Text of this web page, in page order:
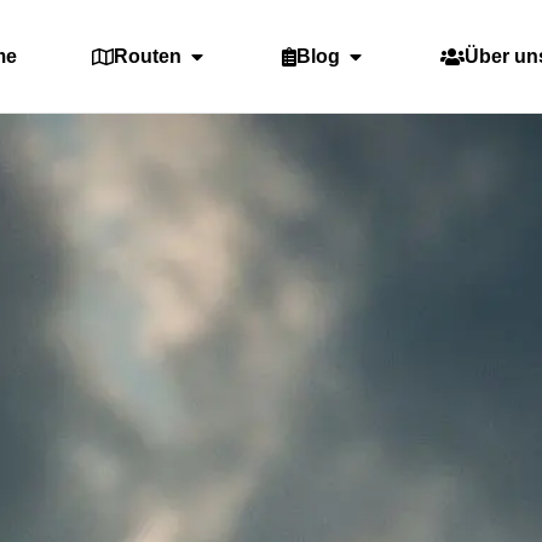
Routen Blog Über